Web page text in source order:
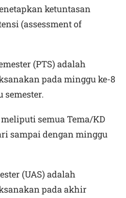
ketuntasan
(assessment of
(PTS) adalah
pada minggu ke-8
semester.
semua Tema/KD
sampai dengan minggu
(UAS) adalah
pada akhir